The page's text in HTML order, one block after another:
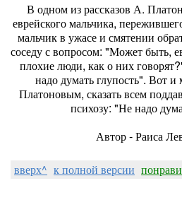
В одном из рассказов А.
еврейского мальчика,
мальчик в ужасе и смятении
соседу с вопросом: "Может быть,
плохие люди, как о них
надо думать глупость". Вот и
Платоновым, сказать всем
психозу: "Не надо
Автор - Раиса
вверх^ к полной версии